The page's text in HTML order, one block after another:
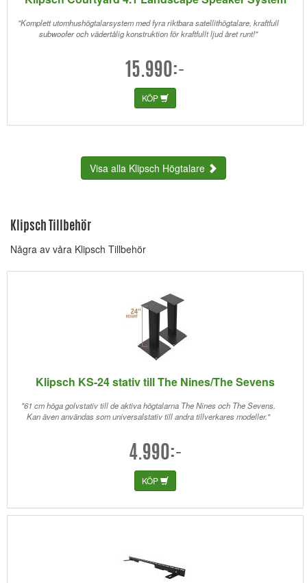
"Komplett utomhushögtalarsystem med fyra riktbara satellithögtalare, kraftfull
subwoofer och vädertålig konstruktion för kraftfullt ljud året runt!"
15.990:-
KÖP
Visa alla Klipsch Högtalare
Klipsch Tillbehör
Några av våra Klipsch Tillbehör
Klipsch KS-24 stativ till The Nines/The Sevens
"61 cm höga golvstativ till de aktiva högtalarna The Nines och The Sevens.
Kan även användas som universalstativ till andra tillverkares modeller."
4.990:-
KÖP